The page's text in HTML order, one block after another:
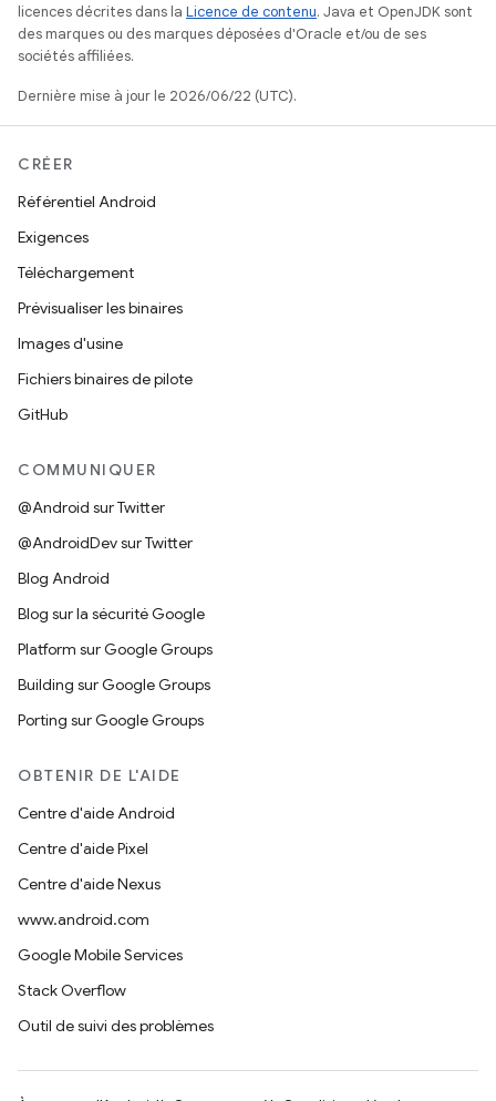
licences décrites dans la Licence de contenu. Java et OpenJDK sont
des marques ou des marques déposées d'Oracle et/ou de ses
sociétés affiliées.
Dernière mise à jour le 2026/06/22 (UTC).
CRÉER
Référentiel Android
Exigences
Téléchargement
Prévisualiser les binaires
Images d'usine
Fichiers binaires de pilote
GitHub
COMMUNIQUER
@Android sur Twitter
@AndroidDev sur Twitter
Blog Android
Blog sur la sécurité Google
Platform sur Google Groups
Building sur Google Groups
Porting sur Google Groups
OBTENIR DE L'AIDE
Centre d'aide Android
Centre d'aide Pixel
Centre d'aide Nexus
www.android.com
Google Mobile Services
Stack Overflow
Outil de suivi des problèmes